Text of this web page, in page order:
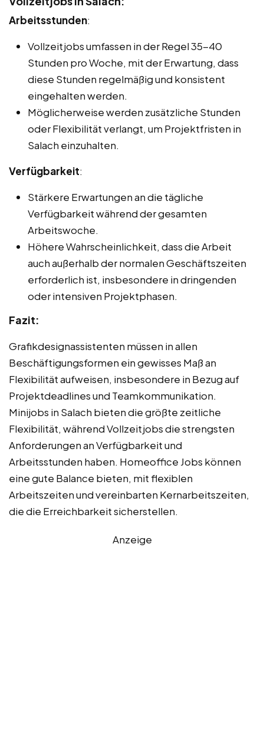
Arbeitsstunden:
Vollzeitjobs umfassen in der Regel 35-40
Stunden pro Woche, mit der Erwartung, dass
diese Stunden regelmäßig und konsistent
eingehalten werden.
Möglicherweise werden zusätzliche Stunden
oder Flexibilität verlangt, um Projektfristen in
Salach einzuhalten.
Verfügbarkeit:
Stärkere Erwartungen an die tägliche
Verfügbarkeit während der gesamten
Arbeitswoche.
Höhere Wahrscheinlichkeit, dass die Arbeit
auch außerhalb der normalen Geschäftszeiten
erforderlich ist, insbesondere in dringenden
oder intensiven Projektphasen.
Fazit:
Grafikdesignassistenten müssen in allen
Beschäftigungsformen ein gewisses Maß an
Flexibilität aufweisen, insbesondere in Bezug auf
Projektdeadlines und Teamkommunikation.
Minijobs in Salach bieten die größte zeitliche
Flexibilität, während Vollzeitjobs die strengsten
Anforderungen an Verfügbarkeit und
Arbeitsstunden haben. Homeoffice Jobs können
eine gute Balance bieten, mit flexiblen
Arbeitszeiten und vereinbarten Kernarbeitszeiten,
die die Erreichbarkeit sicherstellen.
Anzeige